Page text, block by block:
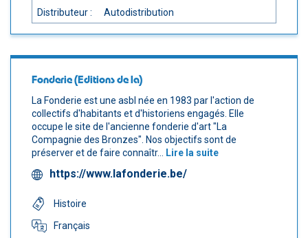
Distributeur :
Autodistribution
Fonderie (Editions de la)
La Fonderie est une asbl née en 1983 par l'action de
collectifs d'habitants et d'historiens engagés. Elle
occupe le site de l'ancienne fonderie d'art "La
Compagnie des Bronzes". Nos objectifs sont de
préserver et de faire connaîtr...
Lire la suite
https://www.lafonderie.be/
Histoire
Français